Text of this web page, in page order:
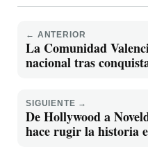
← ANTERIOR
La Comunidad
nacional tras
SIGUIENTE →
De Hollywood a
hace rugir la historia